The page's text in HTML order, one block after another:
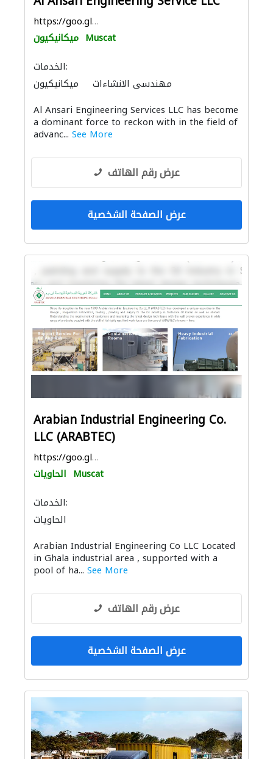
https://goo.gl/maps/z7qpMAuAxkdkLkrB6
ميكانيكيون Muscat
الخدمات:
ميكانيكيون
مهندسي الانشاءات
Al Ansari Engineering Services LLC has become
a dominant force to reckon with in the field of
advanc... See More
عرض رقم الهاتف
عرض الصفحة الشخصية
Arabian Industrial Engineering Co.
LLC (ARABTEC)
https://goo.gl/maps/i3PZgoDPJv37KhJM8
الحاويات Muscat
الخدمات:
الحاويات
الدهان خزانات المياه
Arabian Industrial Engineering Co LLC Located
in Ghala industrial area , supported with a
pool of ha... See More
عرض رقم الهاتف
عرض الصفحة الشخصية